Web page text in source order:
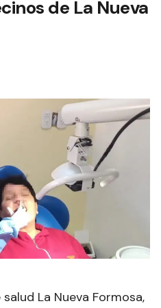
de La Nueva
La Nueva Formosa,